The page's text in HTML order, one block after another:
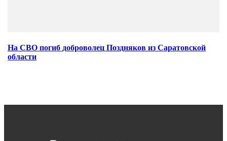
На СВО погиб доброволец Поздняков из Саратовской
области